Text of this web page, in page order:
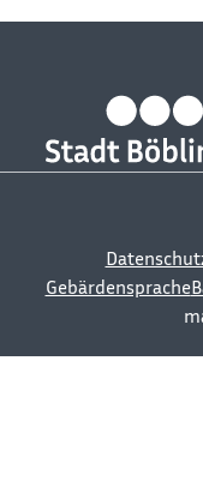
Gebärdensprache